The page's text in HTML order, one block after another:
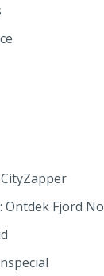
Ontdek Fjord